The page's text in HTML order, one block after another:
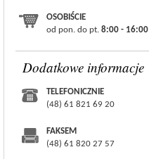
OSOBIŚCIE
od pon. do pt. 8:00 - 16:00
Dodatkowe informacje
TELEFONICZNIE
(48) 61 821 69 20
FAKSEM
(48) 61 820 27 57